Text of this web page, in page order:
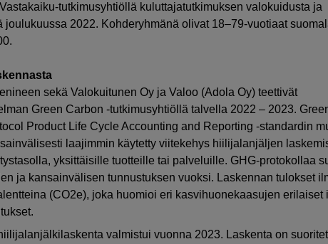
tutkimusyhtiöllä kuluttajatutkimuksen valokuidusta ja
joulukuussa 2022. Kohderyhmänä olivat 18–79-vuotiaat
sekä Valokuitunen Oy ja Valoo (Adola Oy) teettivät
Green Carbon -tutkimusyhtiöllä talvella 2022 – 2023.
Product Life Cycle Accounting and Reporting -standardin
laajimmin käytetty viitekehys hiilijalanjäljen
yksittäisille tuotteille tai palveluille. GHG-protokollaa
ja kansainvälisen tunnustuksen vuoksi. Laskennan tulokset
(CO2e), joka huomioi eri kasvihuonekaasujen erilaiset
valmistui vuonna 2023. Laskenta on